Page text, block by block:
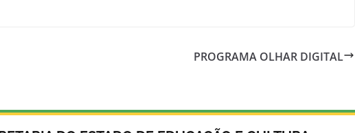
PROGRAMA OLHAR DIGITAL